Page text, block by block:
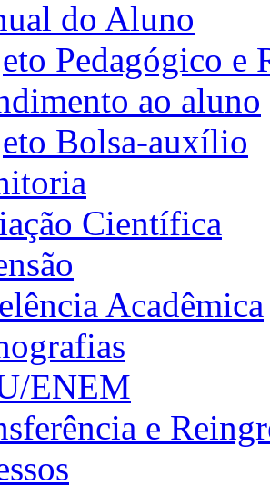
do Aluno
Pedagógico e
ao aluno
Bolsa-auxílio
Científica
Acadêmica
ENEM
e